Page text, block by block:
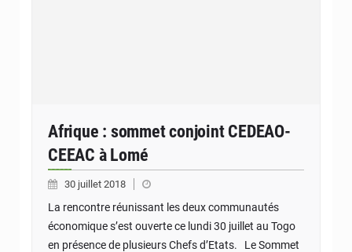
Afrique : sommet conjoint CEDEAO-
CEEAC à Lomé
30 juillet 2018
La rencontre réunissant les deux communautés
économique s’est ouverte ce lundi 30 juillet au Togo
en présence de plusieurs Chefs d’Etats. Le Sommet